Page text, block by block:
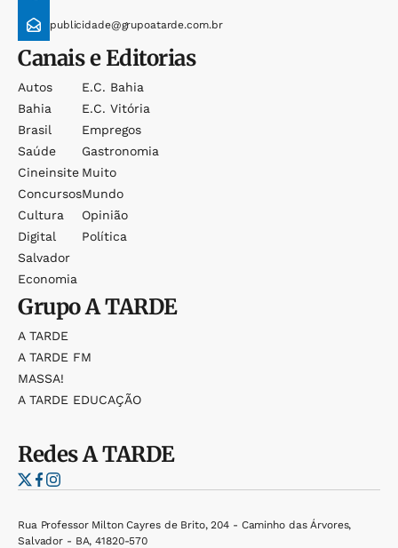
publicidade@grupoatarde.com.br
Canais e Editorias
Autos
Bahia
Brasil
Saúde
Cineinsite
Concursos
Cultura
Digital
Salvador
Economia
E.c. Bahia
E.c. Vitória
Empregos
Gastronomia
Muito
Mundo
Opinião
Política
GrupoA TARDE
A TARDE
A TARDE FM
MASSA!
A TARDE EDUCAÇÃO
RedesA TARDE
Rua Professor Milton Cayres de Brito, 204 - Caminho das Árvores,
Salvador - BA, 41820-570